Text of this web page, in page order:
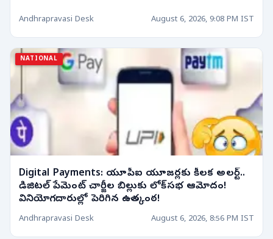
Andhrapravasi Desk August 6, 2026, 9:08 PM IST
NATIONAL
Digital Payments: యూపీఐ యూజర్లకు కీలక అలర్ట్..
డిజిటల్ పేమెంట్ చార్జీల బిల్లుకు లోక్‌సభ ఆమోదం!
వినియోగదారుల్లో పెరిగిన ఉత్కంఠ!
Andhrapravasi Desk August 6, 2026, 8:56 PM IST